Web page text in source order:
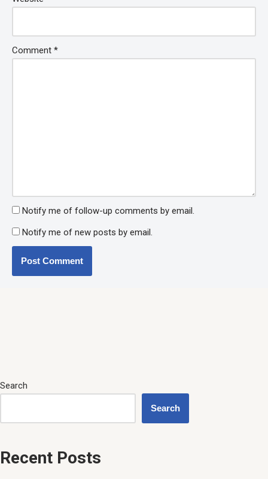
Comment *
Notify me of follow-up comments by email.
Notify me of new posts by email.
Search
Search
Recent Posts